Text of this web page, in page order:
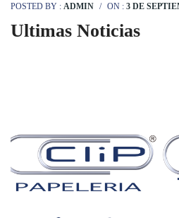
POSTED BY : ADMIN / ON : 3 DE
Ultimas Noticias